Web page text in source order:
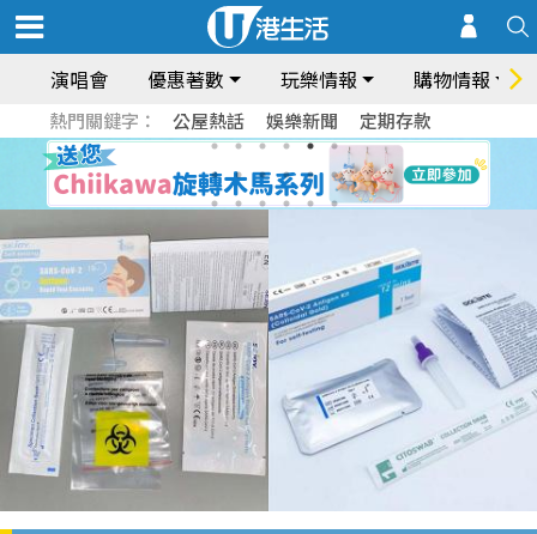
演唱會 優惠著數 玩樂情報 購物情報
熱門關鍵字： 公屋熱話 娛樂新聞 定期存款